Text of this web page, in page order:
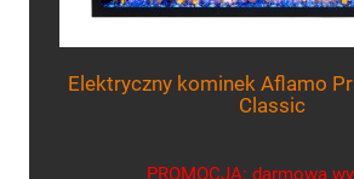
Elektryczny kominek Aflamo
Classic
PROMOCJA: darmowa